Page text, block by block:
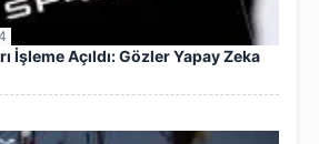
İşleme Açıldı: Gözler Yapay Zeka